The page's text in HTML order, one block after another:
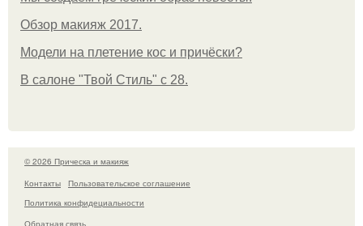
Обзор макияж 2017.
Модели на плетение кос и причёски?
В салоне "Твой Стиль" с 28.
© 2026 Прическа и макияж
Контакты
Пользовательское соглашение
Политика конфидециальности
Обратная связь